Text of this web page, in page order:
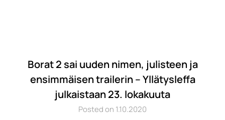
Borat 2 sai uuden nimen, julisteen ja
ensimmäisen trailerin – Yllätysleffa
julkaistaan 23. lokakuuta
Posted on 1.10.2020